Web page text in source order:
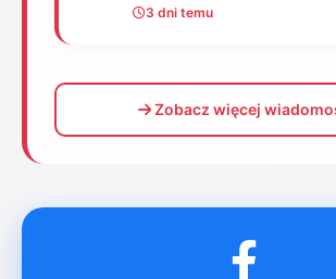
3 dni temu
Zobacz więcej